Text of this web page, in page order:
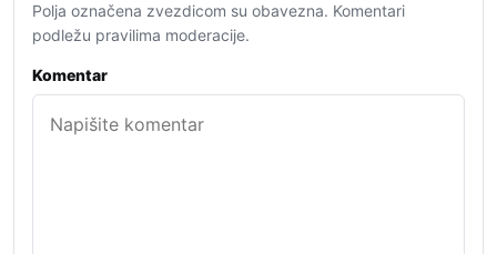
Polja označena zvezdicom su obavezna. Komentari
podležu pravilima moderacije.
Komentar